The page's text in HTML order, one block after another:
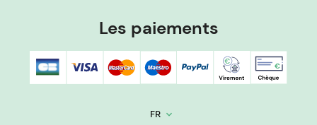
Les paiements
FR keyboard_arrow_down